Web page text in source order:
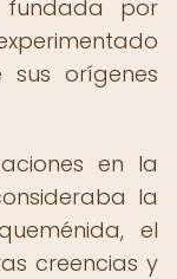
fundada por
sus orígenes
en la
la
el
creencias y